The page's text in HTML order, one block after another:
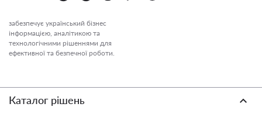
забезпечує український бізнес
інформацією, аналітикою та
технологічними рішеннями для
ефективної та безпечної роботи.
Каталог рішень